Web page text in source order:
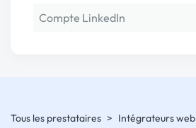
Compte LinkedIn
Tous les prestataires > Intégrateurs web